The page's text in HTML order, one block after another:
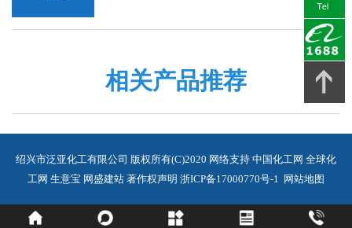
相关产品推荐
绍兴市泛亚化工有限公司 版权所有(C)2020 网络支持 中国化工网 全球化
工网 生意宝 网盛建站 著作权声明 浙ICP备17000770号-1 网站地图